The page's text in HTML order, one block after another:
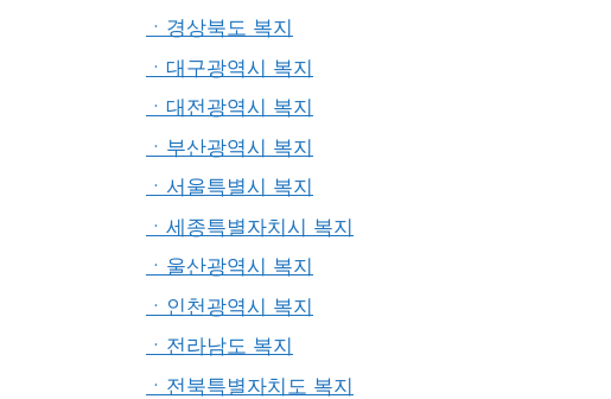
ㆍ경상북도 복지
ㆍ대구광역시 복지
ㆍ대전광역시 복지
ㆍ부산광역시 복지
ㆍ서울특별시 복지
ㆍ세종특별자치시 복지
ㆍ울산광역시 복지
ㆍ인천광역시 복지
ㆍ전라남도 복지
ㆍ전북특별자치도 복지